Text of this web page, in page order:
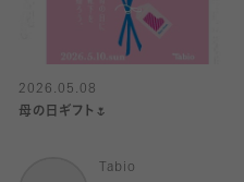
2026.05.08
母の日ギフト🌷
Tabio